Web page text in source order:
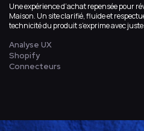
Une expérience d’achat repensée pour
Maison. Un site clarifié, fluide et
technicité du produit s’exprime avec
Analyse UX
Shopify
Connecteurs